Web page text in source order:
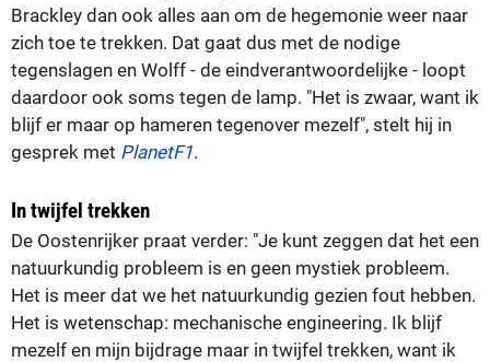
Brackley dan ook alles aan om de hegemonie weer naar
zich toe te trekken. Dat gaat dus met de nodige
tegenslagen en Wolff - de eindverantwoordelijke - loopt
daardoor ook soms tegen de lamp. "Het is zwaar, want ik
blijf er maar op hameren tegenover mezelf", stelt hij in
gesprek met PlanetF1.
In twijfel trekken
De Oostenrijker praat verder: "Je kunt zeggen dat het een
natuurkundig probleem is en geen mystiek probleem.
Het is meer dat we het natuurkundig gezien fout hebben.
Het is wetenschap: mechanische engineering. Ik blijf
mezelf en mijn bijdrage maar in twijfel trekken, want ik